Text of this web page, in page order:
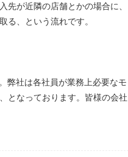
先が近隣の店舗とかの場合に、
る、という流れです。
弊社は各社員が業務上必要なモ
となっております。皆様の会社